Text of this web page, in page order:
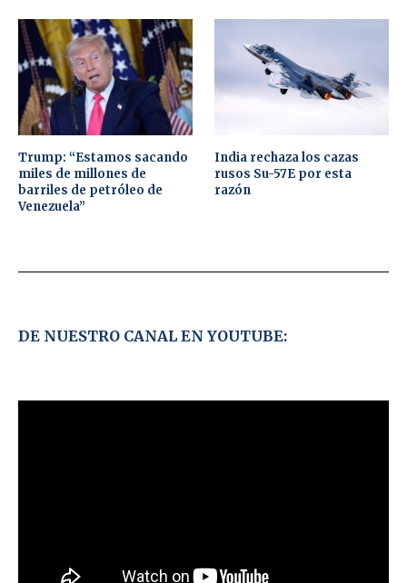
Trump: “Estamos sacando
miles de millones de
barriles de petróleo de
Venezuela”
India rechaza los cazas
rusos Su-57E por esta
razón
DE NUESTRO CANAL EN YOUTUBE: